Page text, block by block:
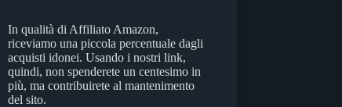
In qualità di Affiliato Amazon,
riceviamo una piccola percentuale dagli
acquisti idonei. Usando i nostri link,
quindi, non spenderete un centesimo in
più, ma contribuirete al mantenimento
del sito.